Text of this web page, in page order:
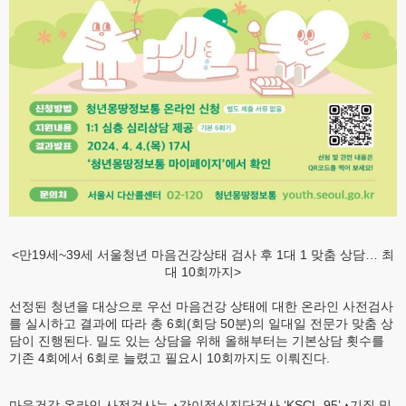
<만19세~39세 서울청년 마음건강상태 검사 후 1대 1 맞춤 상담… 최
대 10회까지>
선정된 청년을 대상으로 우선 마음건강 상태에 대한 온라인 사전검사
를 실시하고 결과에 따라 총 6회(회당 50분)의 일대일 전문가 맞춤 상
담이 진행된다. 밀도 있는 상담을 위해 올해부터는 기본상담 횟수를
기존 4회에서 6회로 늘렸고 필요시 10회까지도 이뤄진다.